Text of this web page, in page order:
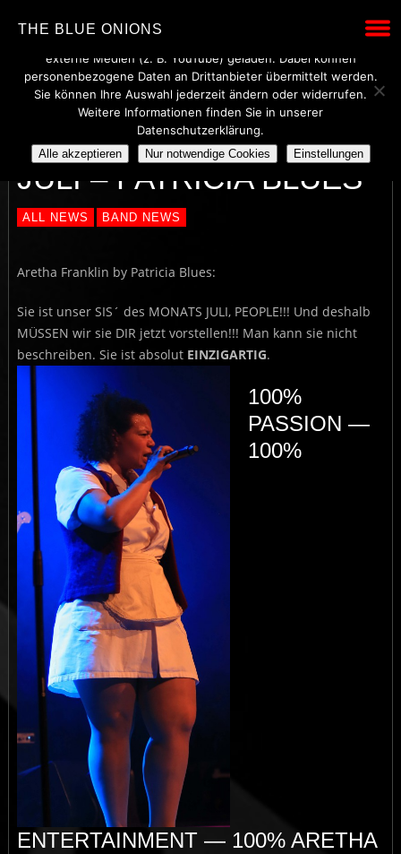
THE BLUE ONIONS
SISTER DES MONATS
JULI – PATRICIA BLUES
ALL NEWS BAND NEWS
Aretha Franklin by Patricia Blues:
Sie ist unser SIS´ des MONATS JULI, PEOPLE!!! Und deshalb
MÜSSEN wir sie DIR jetzt vorstellen!!! Man kann sie nicht
beschreiben. Sie ist absolut EINZIGARTIG.
100%
PASSION —
100%
ENTERTAINMENT — 100% ARETHA
Wir verwenden technisch notwendige Cookies, um den Betrieb
dieser Website sicherzustellen. Mit Ihrer Einwilligung werden
externe Medien (z. B. YouTube) geladen. Dabei können
personenbezogene Daten an Drittanbieter übermittelt werden.
Sie können Ihre Auswahl jederzeit ändern oder widerrufen.
Weitere Informationen finden Sie in unserer
Datenschutzerklärung.
Alle akzeptieren Nur notwendige Cookies Einstellungen